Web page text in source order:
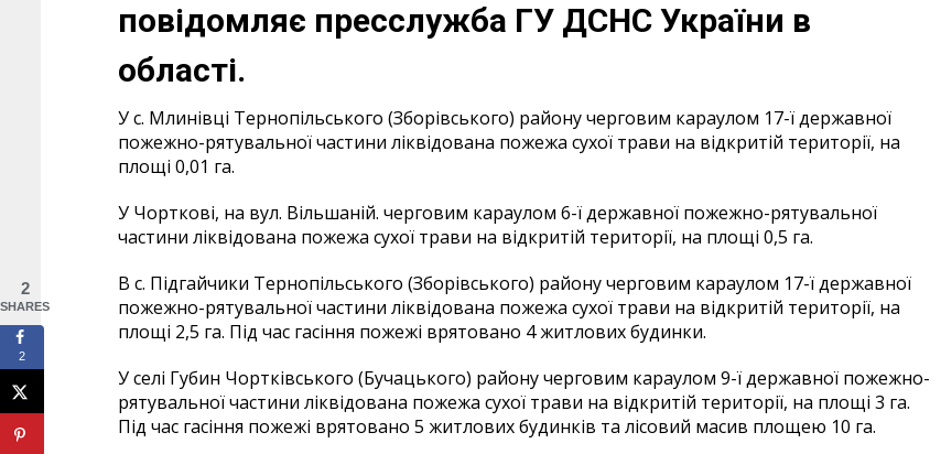
повідомляє пресслужба ГУ ДСНС України в
області.
У с. Млинівці Тернопільського (Зборівського) району черговим караулом 17-ї державної
пожежно-рятувальної частини ліквідована пожежа сухої трави на відкритій території, на
площі 0,01 га.
У Чорткові, на вул. Вільшаній. черговим караулом 6-ї державної пожежно-рятувальної
частини ліквідована пожежа сухої трави на відкритій території, на площі 0,5 га.
В с. Підгайчики Тернопільського (Зборівського) району черговим караулом 17-ї державної
пожежно-рятувальної частини ліквідована пожежа сухої трави на відкритій території, на
площі 2,5 га. Під час гасіння пожежі врятовано 4 житлових будинки.
У селі Губин Чортківського (Бучацького) району черговим караулом 9-ї державної пожежно-
рятувальної частини ліквідована пожежа сухої трави на відкритій території, на площі 3 га.
Під час гасіння пожежі врятовано 5 житлових будинків та лісовий масив площею 10 га.
2
SHARES
2